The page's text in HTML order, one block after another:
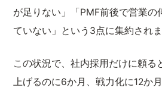
が足りない」「PMF前後で営業の
ていない」という3点に集約されま
この状況で、社内採用だけに頼る
上げるのに6か月、戦力化に12か